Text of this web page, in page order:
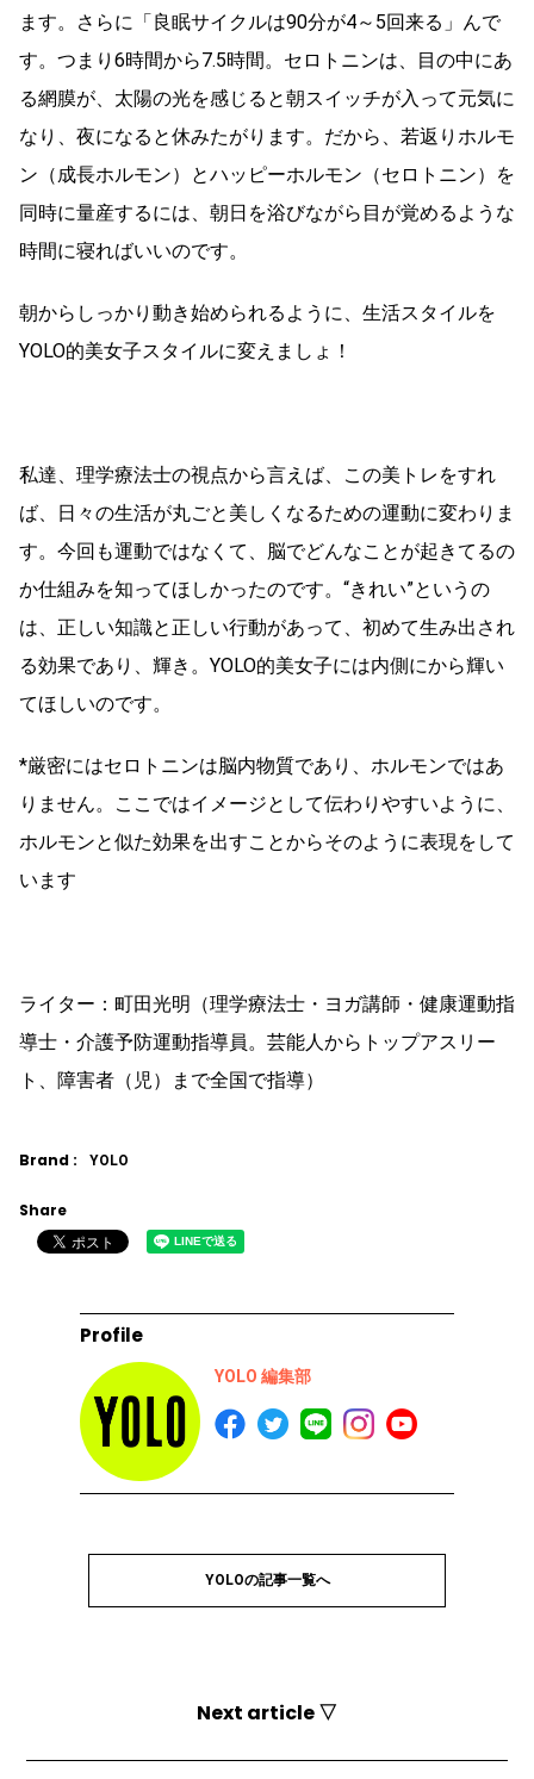
ます。さらに「良眠サイクルは90分が4～5回来る」んで
す。つまり6時間から7.5時間。セロトニンは、目の中にあ
る網膜が、太陽の光を感じると朝スイッチが入って元気に
なり、夜になると休みたがります。だから、若返りホルモ
ン（成長ホルモン）とハッピーホルモン（セロトニン）を
同時に量産するには、朝日を浴びながら目が覚めるような
時間に寝ればいいのです。
朝からしっかり動き始められるように、生活スタイルを
YOLO的美女子スタイルに変えましょ！
私達、理学療法士の視点から言えば、この美トレをすれ
ば、日々の生活が丸ごと美しくなるための運動に変わりま
す。今回も運動ではなくて、脳でどんなことが起きてるの
か仕組みを知ってほしかったのです。“きれい”というの
は、正しい知識と正しい行動があって、初めて生み出され
る効果であり、輝き。YOLO的美女子には内側にから輝い
てほしいのです。
*厳密にはセロトニンは脳内物質であり、ホルモンではあ
りません。ここではイメージとして伝わりやすいように、
ホルモンと似た効果を出すことからそのように表現をして
います
ライター：町田光明（理学療法士・ヨガ講師・健康運動指
導士・介護予防運動指導員。芸能人からトップアスリー
ト、障害者（児）まで全国で指導）
Brand : YOLO
Share
Profile
YOLO 編集部
YOLOの記事一覧へ
Next article ▽